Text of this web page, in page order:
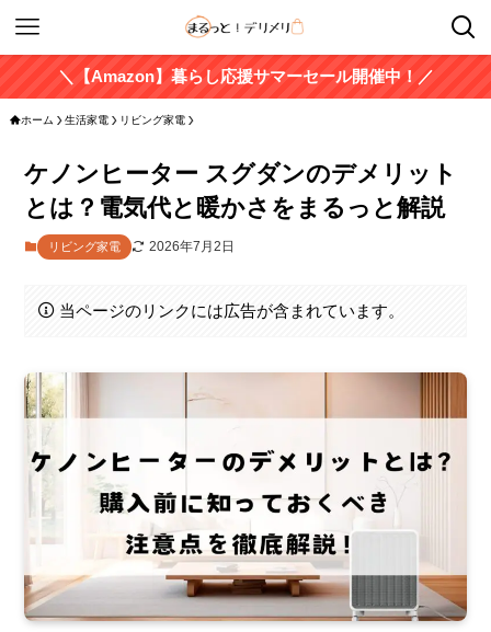
＼【Amazon】暮らし応援サマーセール開催中！／
ホーム 生活家電 リビング家電
ケノンヒーター スグダンのデメリット
とは？電気代と暖かさをまるっと解説
リビング家電 2026年7月2日
当ページのリンクには広告が含まれています。